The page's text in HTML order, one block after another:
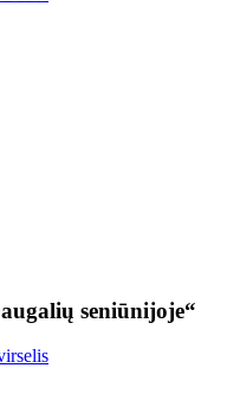
seniūnijoje“